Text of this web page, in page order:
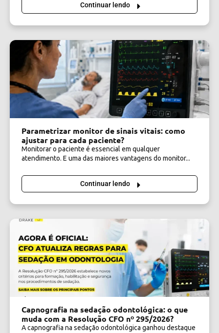
Continuar lendo
Parametrizar monitor de sinais vitais: como
ajustar para cada paciente?
Monitorar o paciente é essencial em qualquer
atendimento. E uma das maiores vantagens do monitor...
Continuar lendo
Capnografia na sedação odontológica: o que
muda com a Resolução CFO nº 295/2026?
A capnografia na sedação odontológica ganhou destaque